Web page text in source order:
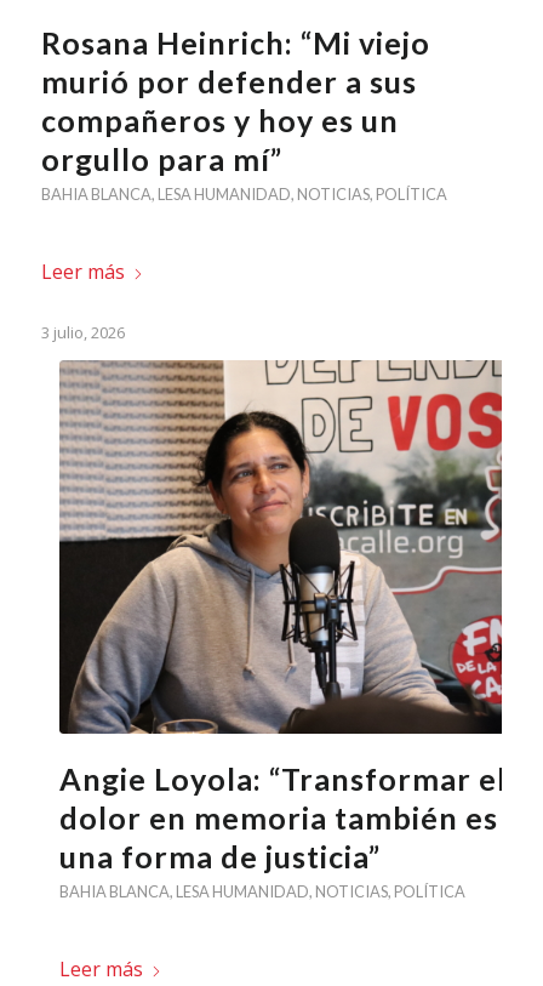
Rosana Heinrich: “Mi viejo
murió por defender a sus
compañeros y hoy es un
orgullo para mí”
BAHIA BLANCA, LESA HUMANIDAD, NOTICIAS, POLÍTICA
Leer más
3 julio, 2026
Angie Loyola: “Transformar el
dolor en memoria también es
una forma de justicia”
BAHIA BLANCA, LESA HUMANIDAD, NOTICIAS, POLÍTICA
Leer más